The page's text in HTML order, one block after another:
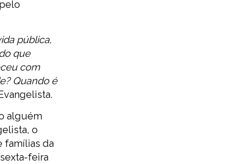
pública,
que
com
Quando é
alguém
o
famílias da
feira